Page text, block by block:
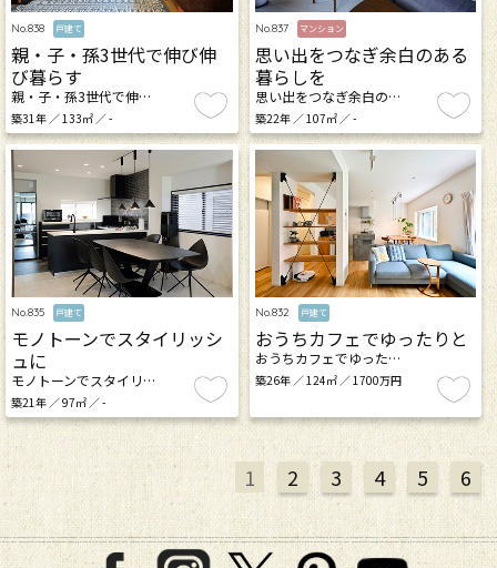
No.838 戸建て
親・子・孫3世代で伸び伸
び暮らす
親・子・孫3世代で伸…
築31年 ／ 133㎡ ／ -
No.837 マンション
思い出をつなぎ余白のある
暮らしを
思い出をつなぎ余白の…
築22年 ／ 107㎡ ／ -
No.835 戸建て
モノトーンでスタイリッシ
ュに
モノトーンでスタイリ…
築21年 ／ 97㎡ ／ -
No.832 戸建て
おうちカフェでゆったりと
おうちカフェでゆった…
築26年 ／ 124㎡ ／ 1700万円
1 2 3 4 5 6